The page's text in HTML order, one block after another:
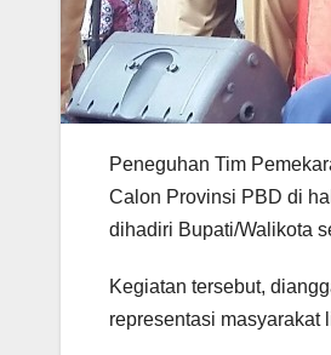
Peneguhan Tim
Calon Provinsi PBD di
dihadiri Bupati/Walikota
Kegiatan tersebut,
representasi masyarakat